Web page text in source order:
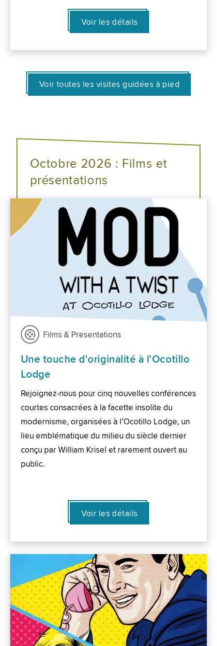
Voir les détails
Voir toutes les visites guidées à pied
Octobre 2026 : Films et
présentations
Films & Presentations
Une touche d'originalité à l'Ocotillo
Lodge
Rejoignez-nous pour cinq nouvelles conférences
courtes consacrées à la facette insolite du
modernisme, organisées à l’Ocotillo Lodge, un
lieu emblématique du milieu du siècle dernier
conçu par William Krisel et rarement ouvert au
public.
Voir les détails